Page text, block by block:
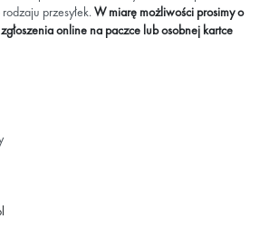
przesyłek.W miarę możliwości prosimy o
online na paczce lub osobnej kartce